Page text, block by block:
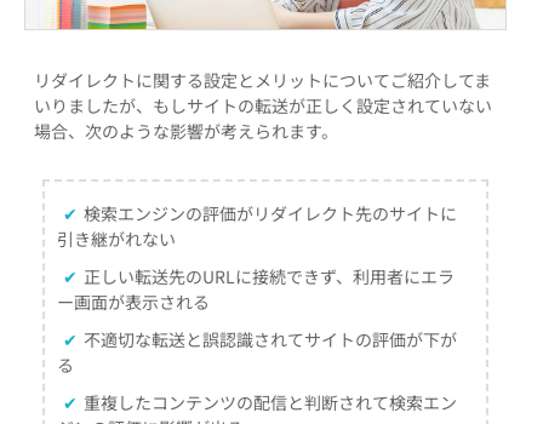
リダイレクトに関する設定とメリットについてご紹介してま
いりましたが、もしサイトの転送が正しく設定されていない
場合、次のような影響が考えられます。
✔ 検索エンジンの評価がリダイレクト先のサイトに
引き継がれない
✔ 正しい転送先のURLに接続できず、利用者にエラ
ー画面が表示される
✔ 不適切な転送と誤認識されてサイトの評価が下が
る
✔ 重複したコンテンツの配信と判断されて検索エン